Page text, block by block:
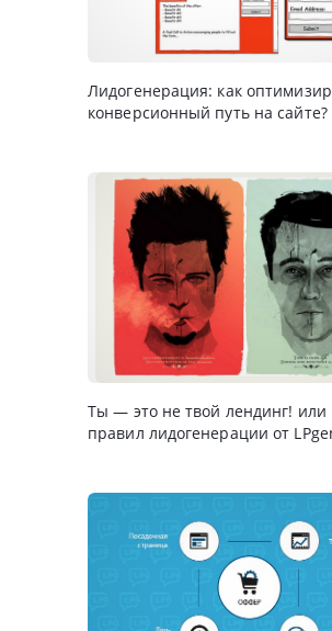
Лидогенерация: как
конверсионный путь на сайте?
Ты — это не твой лендинг! или
правил лидогенерации от